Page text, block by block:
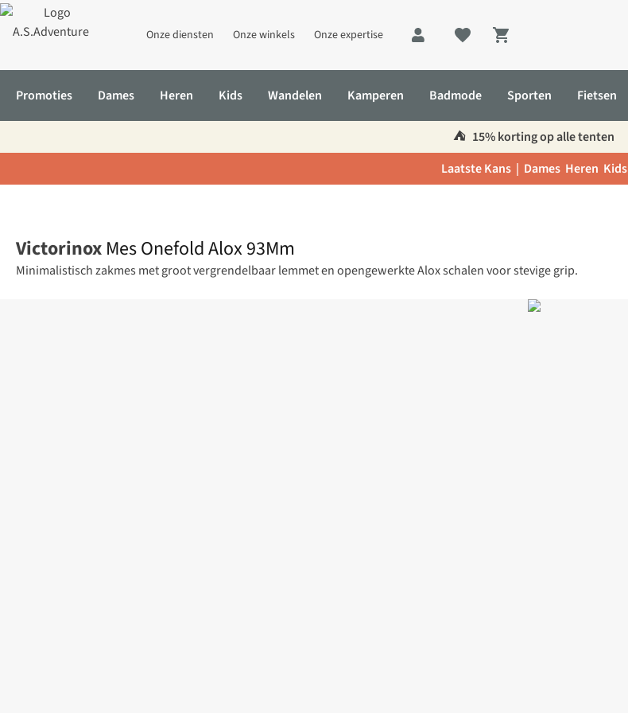
Onze diensten Onze winkels Onze expertise
Shopping cart
Promoties Dames Heren Kids Wandelen Kamperen Badmode Sporten Fietsen
⛺️ 15% korting op alle tenten
Laatste Kans | Dames Heren Kids
Victorinox Mes Onefold Alox 93Mm
Minimalistisch zakmes met groot vergrendelbaar lemmet en opengewerkte Alox schalen voor stevige grip.